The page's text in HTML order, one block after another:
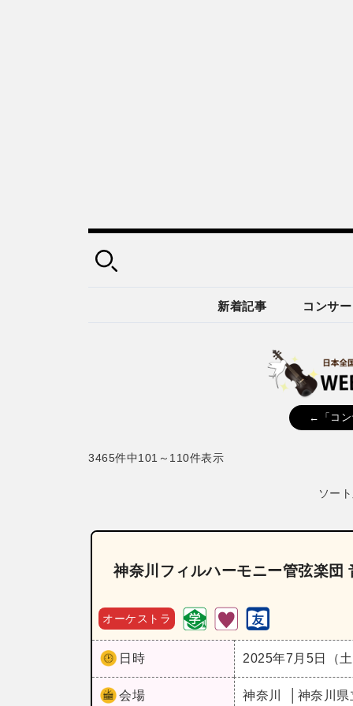
新着記事 コンサ
←「コン
3465件中101～110件表示
ソー
神奈川フィルハーモニー管弦楽
オーケストラ
日時 2025年7月5日（
会場 神奈川 神奈川